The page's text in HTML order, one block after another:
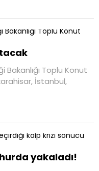
Bakanlığı Toplu Konut
İstanbul,
yakaladı!